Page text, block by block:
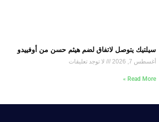
سيلتيك يتوصل لاتفاق لضم هيثم حسن من أوفييدو
أغسطس 7, 2026 لا توجد تعليقات
Read More »